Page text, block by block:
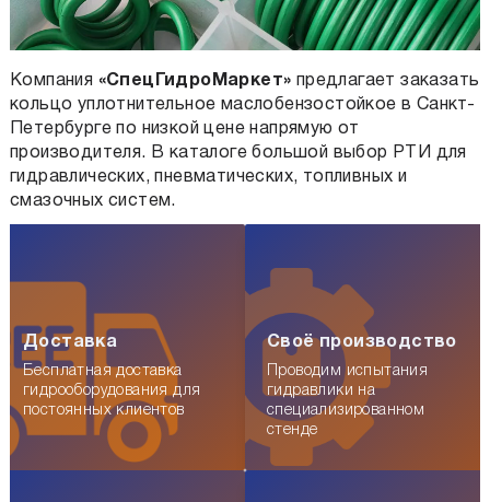
Компания «СпецГидроМаркет» предлагает заказать
кольцо уплотнительное маслобензостойкое в Санкт-
Петербурге по низкой цене напрямую от
производителя. В каталоге большой выбор РТИ для
гидравлических, пневматических, топливных и
смазочных систем.
Доставка
Бесплатная доставка
гидрооборудования для
постоянных клиентов
Своё производство
Проводим испытания
гидравлики на
специализированном
стенде